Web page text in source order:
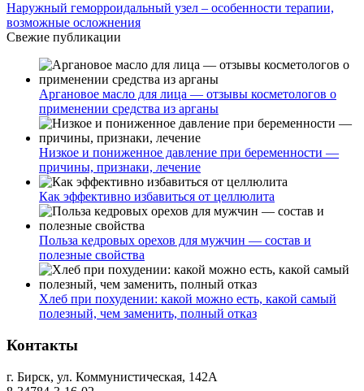
Наружный геморроидальный узел – особенности терапии,
возможные осложнения
Свежие публикации
Аргановое масло для лица — отзывы косметологов о
применении средства из арганы
Низкое и пониженное давление при беременности —
причины, признаки, лечение
Как эффективно избавиться от целлюлита
Польза кедровых орехов для мужчин — состав и
полезные свойства
Хлеб при похудении: какой можно есть, какой самый
полезный, чем заменить, полный отказ
Контакты
г. Бирск, ул. Коммунистическая, 142А